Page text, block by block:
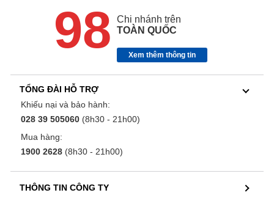
98
Chi nhánh trên
TOÀN QUỐC
Xem thêm thông tin
TỔNG ĐÀI HỖ TRỢ
Khiếu nại và bảo hành:
028 39 505060 (8h30 - 21h00)
Mua hàng:
1900 2628 (8h30 - 21h00)
THÔNG TIN CÔNG TY